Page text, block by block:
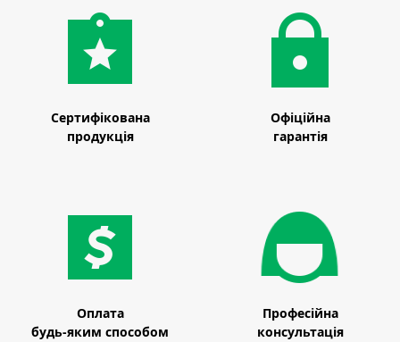
Сертифікована
продукція
Офіційна
гарантія
Оплата
будь-яким способом
Професійна
консультація